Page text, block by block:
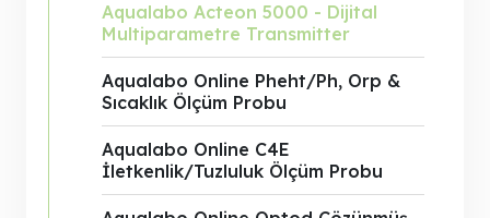
Aqualabo Acteon 5000 - Dijital
Multiparametre Transmitter
Aqualabo Online Pheht/Ph, Orp &
Sıcaklık Ölçüm Probu
Aqualabo Online C4E
İletkenlik/Tuzluluk Ölçüm Probu